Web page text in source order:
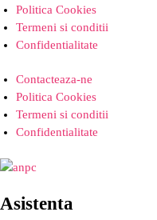
Politica Cookies
Termeni si conditii
Confidentialitate
Contacteaza-ne
Politica Cookies
Termeni si conditii
Confidentialitate
Asistenta